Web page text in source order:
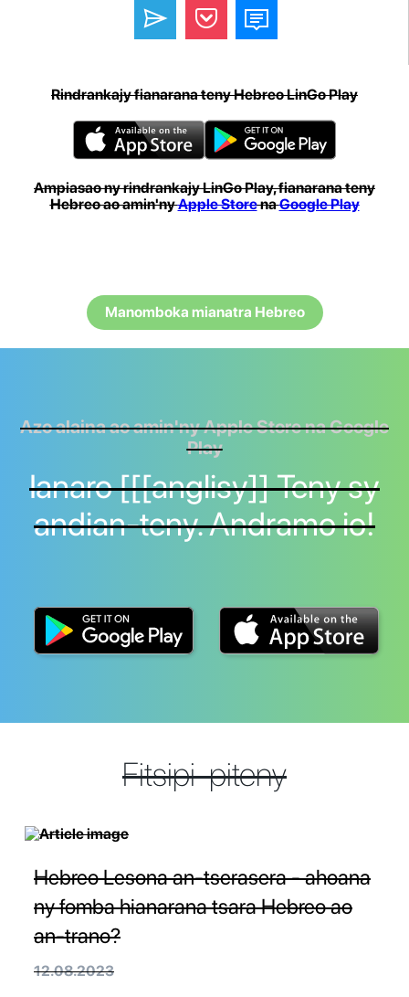
Rindrankajy fianarana teny Hebreo LinGo Play
Ampiasao ny rindrankajy LinGo Play, fianarana teny
Hebreo ao amin'nyApple StorenaGoogle Play
Manomboka mianatra Hebreo
Azo alaina ao amin'ny Apple Store na Google
Play
Ianaro [[[anglisy]] Teny sy
andian-teny. Andramo io!
Fitsipi-piteny
Hebreo Lesona an-tserasera - ahoana
ny fomba hianarana tsara Hebreo ao
an-trano?
12.08.2023